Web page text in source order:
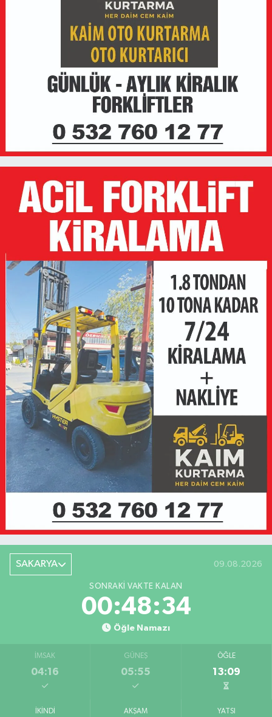
SAKARYA 09.08.2026
SONRAKI VAKTE KALAN
00:48:34
Öğle Namazı
İMSAK
04:16
GÜNEŞ
05:55
ÖĞLE
13:09
İKINDI AKŞAM YATSI